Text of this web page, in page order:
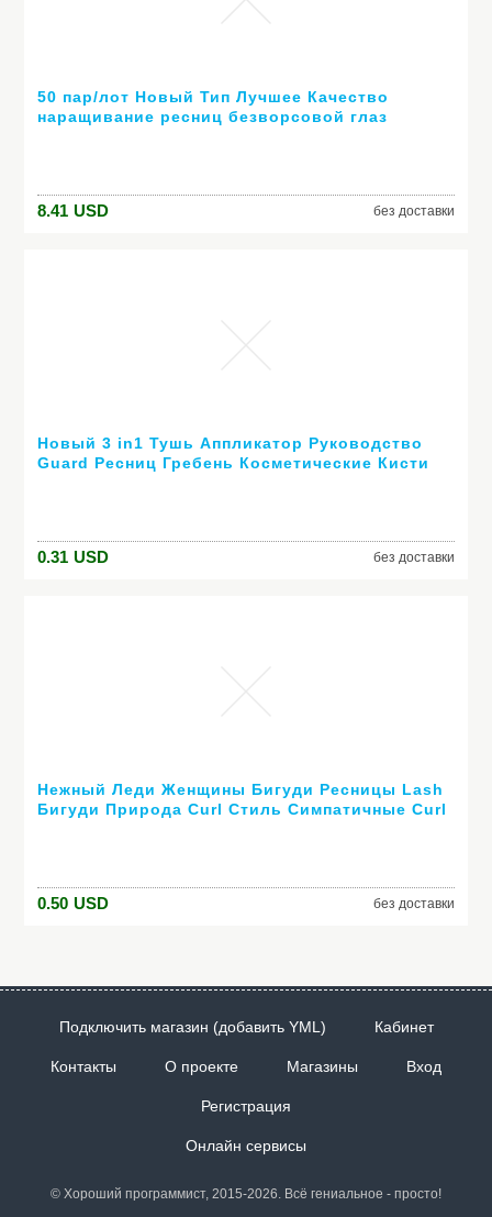
50 пар/лот Новый Тип Лучшее Качество
наращивание ресниц безворсовой глаз
8.41 USD без доставки
Новый 3 in1 Тушь Аппликатор Руководство
Guard Ресниц Гребень Косметические Кисти
0.31 USD без доставки
Нежный Леди Женщины Бигуди Ресницы Lash
Бигуди Природа Curl Стиль Симпатичные Curl
0.50 USD без доставки
Подключить магазин (добавить YML) Кабинет
Контакты О проекте Магазины Вход
Регистрация
Онлайн сервисы
© Хороший программист, 2015-2026. Всё гениальное - просто!